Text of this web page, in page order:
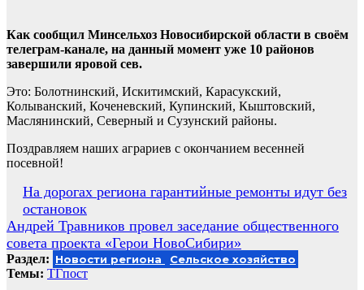
Как сообщил Минсельхоз Новосибирской области в своём
телеграм-канале, на данный момент уже 10 районов
завершили яровой сев.
Это: Болотнинский, Искитимский, Карасукский,
Колыванский, Коченевский, Купинский, Кыштовский,
Маслянинский, Северный и Сузунский районы.
Поздравляем наших аграриев с окончанием весенней
посевной!
Навигация
по
записям
На дорогах региона гарантийные ремонты идут без
остановок
Андрей Травников провел заседание общественного
совета проекта «Герои НовоСибири»
Раздел: Новости региона Сельское хозяйство
Темы: ТГпост